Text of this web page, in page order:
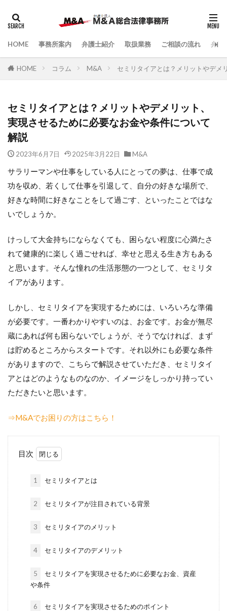
HOME 事務所案内 弁護士紹介 取扱業務 ご相談の流れ 弁護
HOME コラム M&A セミリタイアとは？メリットやデメ
セミリタイアとは？メリットやデメリット、
実現させるために必要なお金や条件について
解説
2023年6月7日 2025年3月22日 M&A
サラリーマンや仕事をしている人にとっての夢は、仕事で成
功を収め、若くして仕事を引退して、自分の好きな場所で、
好きな時間に好きなことをして過ごす、といったことではな
いでしょうか。
けっして大金持ちにならなくても、困らない程度に心満たさ
れて健康的に楽しく過ごせれば、幸せと思える生き方もある
と思います。そんな憧れの生活形態の一つとして、セミリタ
イアがあります。
しかし、セミリタイアを実現するためには、いろいろな準備
が必要です。一番わかりやすいのは、お金です。お金が無尽
蔵にあれば何も困らないでしょうが、そうでなければ、まず
は貯めるところからスタートです。それ以外にも必要な条件
がありますので、こちらで解説させていただき、セミリタイ
アとはどのようなものなのか、イメージをしっかり持ってい
ただきたいと思います。
⇒M&Aでお困りの方はこちら！
目次
1 セミリタイアとは
2 セミリタイアが注目されている背景
3 セミリタイアのメリット
4 セミリタイアのデメリット
5
セミリタイアを実現させるために必要なお金、資産
や条件
6 セミリタイアを実現させるためのポイント